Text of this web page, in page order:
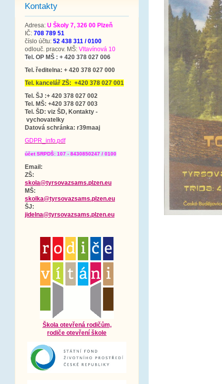
Kontakty
Adresa: U Školy 7, 326 00 Plzeň
IČ: 708 789 51
číslo účtu: 52 438 311 / 0100
odlouč. pracov. MŠ: Vltavínová 10
Tel. OP MŠ : + 420 378 027 006
Tel. ředitelna: + 420 378 027 000
Tel. kancelář ZŠ: +420 378 027 001
Tel. ŠJ :+ 420 378 027 002
Tel. MŠ: +420 378 027 003
Tel. ŠD: viz ŠD, Kontakty -
vychovatelky
Datová schránka: r39maaj
GDPR_info.pdf
účet SRPDŠ: 107 - 8430850247 / 0100
Email:
ZŠ:
skola@tyrsovazsams.plzen.eu
MŠ:
skolka@tyrsovazsams.plzen.eu
ŠJ:
jidelna@tyrsovazsams.plzen.eu
Škola otevřená rodičům,
rodiče otevření škole